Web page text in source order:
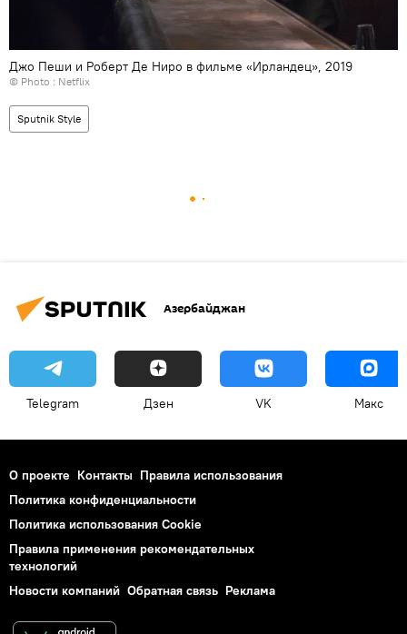
Джо Пеши и Роберт Де Ниро в фильме «Ирландец», 2019
© Photo : Netflix
Sputnik Style
Азербайджан
Telegram Дзен VK Макс
О проекте Контакты Правила использования
Политика конфиденциальности
Политика использования Cookie
Правила применения рекомендательных
технологий
Новости компаний Обратная связь Реклама